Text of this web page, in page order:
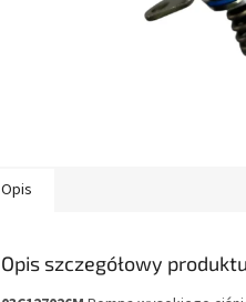
Opis
Opis szczegółowy